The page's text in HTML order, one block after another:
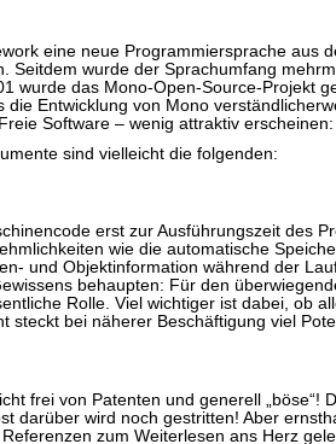
eine neue Programmiersprache
Seitdem wurde der Sprachumfang
wurde das Mono-Open-Source-
Entwicklung von Mono
Software – wenig attraktiv
sind vielleicht die folgenden:
erst zur Ausführungszeit des
wie die automatische
und Objektinformation während der
behaupten: Für den
Rolle. Viel wichtiger ist dabei, ob
steckt bei näherer Beschäftigung viel
frei von Patenten und generell
darüber wird noch gestritten! Aber
zum Weiterlesen ans Herz